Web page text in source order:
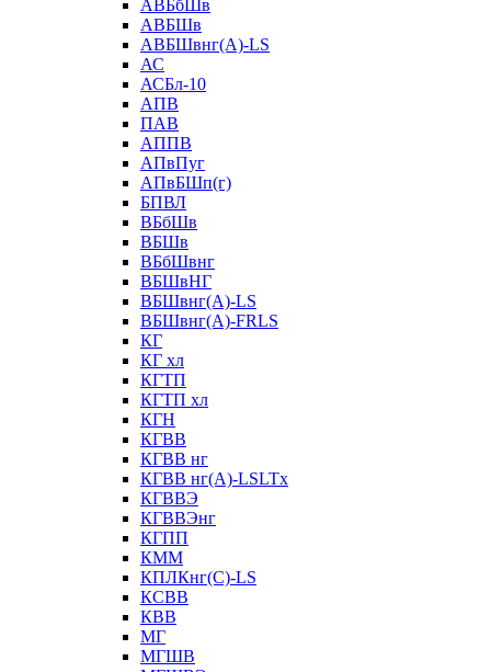
АВБбШв
АВБШв
АВБШвнг(А)-LS
АС
АСБл-10
АПВ
ПАВ
АППВ
АПвПуг
АПвБШп(г)
БПВЛ
ВБбШв
ВБШв
ВБбШвнг
ВБШвНГ
ВБШвнг(А)-LS
ВБШвнг(А)-FRLS
КГ
КГ хл
КГТП
КГТП хл
КГН
КГВВ
КГВВ нг
КГВВ нг(А)-LSLTx
КГВВЭ
КГВВЭнг
КГПП
КММ
КПЛКнг(C)-LS
КСВВ
КВВ
МГ
МГШВ